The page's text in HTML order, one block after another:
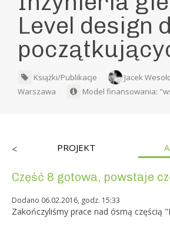
Level design
Książki/Publikacje
Jacek
Warszawa
Model finansowania:
< PROJEKT
Część 8 gotowa, powstaje
Dodano 06.02.2016, godz. 15:33
Zakończyliśmy prace nad ósmą częścią